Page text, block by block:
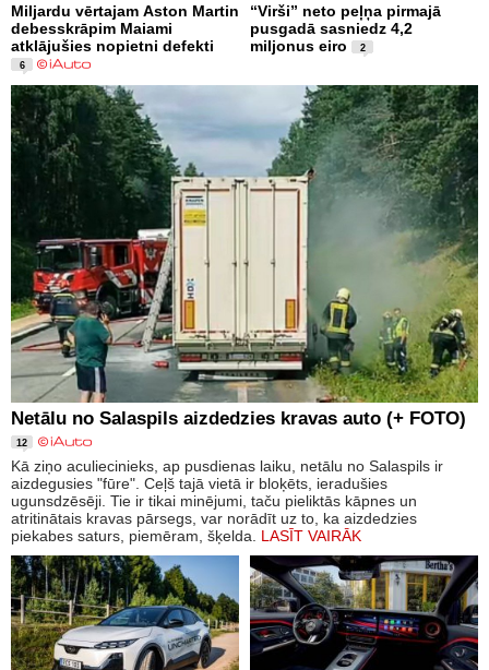
Miljardu vērtajam Aston Martin
debesskrāpim Maiami
atklājušies nopietni defekti
6
“Virši” neto peļņa pirmajā
pusgadā sasniedz 4,2
miljonus eiro
2
Netālu no Salaspils aizdedzies kravas auto (+ FOTO)
12
Kā ziņo aculiecinieks, ap pusdienas laiku, netālu no Salaspils ir
aizdegusies "fūre". Ceļš tajā vietā ir bloķēts, ieradušies
ugunsdzēsēji. Tie ir tikai minējumi, taču pieliktās kāpnes un
atritinātais kravas pārsegs, var norādīt uz to, ka aizdedzies
piekabes saturs, piemēram, šķelda. LASĪT VAIRĀK